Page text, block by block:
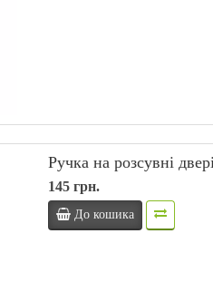
Ручка на розсувні
145 грн.
До кошика